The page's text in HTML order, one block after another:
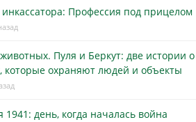
Профессия под прицелом
Пуля и Беркут: две истории о
которые охраняют людей и объекты
день, когда началась война